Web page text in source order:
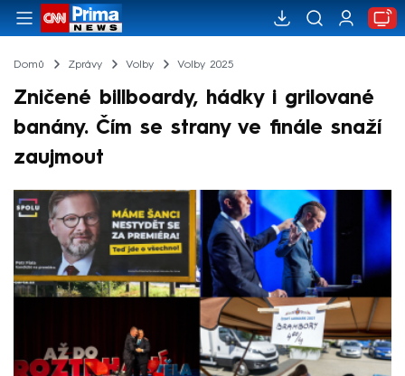
Domů Zprávy Volby Volby 2025
Zničené billboardy, hádky i grilované
banány. Čím se strany ve finále snaží
zaujmout